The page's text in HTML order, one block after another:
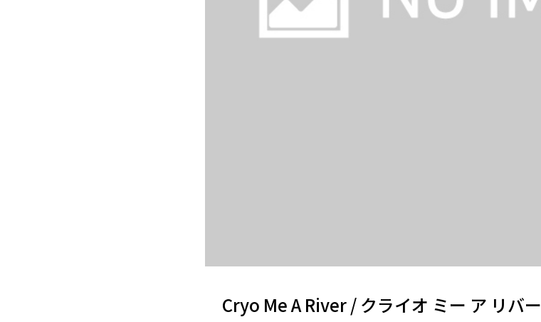
Cryo Me A River / クライオ ミー ア リバー